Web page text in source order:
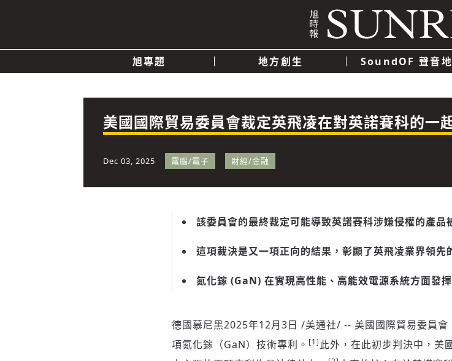
旭專題 地方創生 SoundOF 聲音
快速連結
政治 經濟 科技
美國國際貿易委員會裁定英飛凌在對英諾賽科的一
Dec 03, 2025 電腦/電子 財經/金融
該委員會的最終裁定可能導致英諾賽科涉嫌侵權的產品
這項裁決是又一項正向的結果，彰顯了英飛凌業界領先
氮化鎵 (GaN) 在實現高性能、高能效電源系統方面發
德國慕尼黑2025年12月3日 /美通社/ -- 美國國際貿易委員會
項氮化鎵（GaN）技術專利。 [1] 此外，在此初步判決中，美